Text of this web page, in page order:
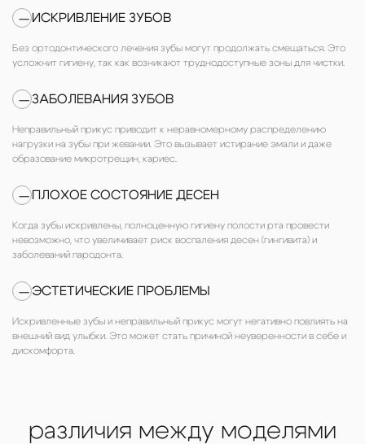
— ИСКРИВЛЕНИЕ ЗУБОВ
Без ортодонтического лечения зубы могут продолжать смещаться. Это
усложнит гигиену, так как возникают труднодоступные зоны для чистки.
— ЗАБОЛЕВАНИЯ ЗУБОВ
Неправильный прикус приводит к неравномерному распределению
нагрузки на зубы при жевании. Это вызывает истирание эмали и даже
образование микротрещин, кариес.
— ПЛОХОЕ СОСТОЯНИЕ ДЕСЕН
Когда зубы искривлены, полноценную гигиену полости рта провести
невозможно, что увеличивает риск воспаления десен (гингивита) и
заболеваний пародонта.
—ЭСТЕТИЧЕСКИЕ ПРОБЛЕМЫ
Искривленные зубы и неправильный прикус могут негативно повлиять на
внешний вид улыбки. Это может стать причиной неуверенности в себе и
дискомфорта.
различия между моделями